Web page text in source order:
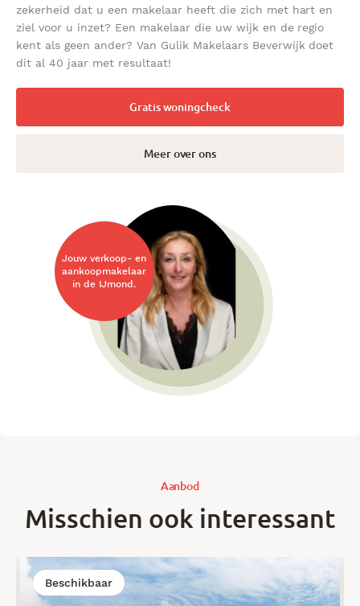
zekerheid dat u een makelaar heeft die zich met hart en
ziel voor u inzet? Een makelaar die uw wijk en de regio
kent als geen ander? Van Gulik Makelaars Beverwijk doet
dit al 40 jaar met resultaat!
Gratis woningcheck
Meer over ons
Jouw verkoop- en
aankoopmakelaar
in de IJmond.
Aanbod
Misschien ook interessant
Beschikbaar